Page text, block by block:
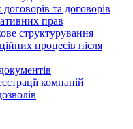
та договорів
прав
структурування
процесів після
компаній